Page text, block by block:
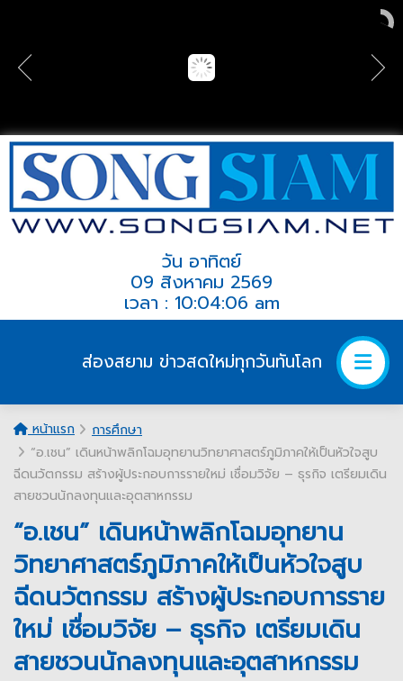
วัน อาทิตย์
09 สิงหาคม 2569
เวลา : 10:04:06 am
ส่องสยาม ข่าวสดใหม่ทุกวันทันโลก
หน้าแรก
การศึกษา
“อ.เชน” เดินหน้าพลิกโฉมอุทยานวิทยาศาสตร์ภูมิภาคให้เป็นหัวใจสูบ
ฉีดนวัตกรรม สร้างผู้ประกอบการรายใหม่ เชื่อมวิจัย – ธุรกิจ เตรียมเดิน
สายชวนนักลงทุนและอุตสาหกรรม
“อ.เชน” เดินหน้าพลิกโฉมอุทยาน
วิทยาศาสตร์ภูมิภาคให้เป็นหัวใจสูบ
ฉีดนวัตกรรม สร้างผู้ประกอบการราย
ใหม่ เชื่อมวิจัย – ธุรกิจ เตรียมเดิน
สายชวนนักลงทุนและอุตสาหกรรม